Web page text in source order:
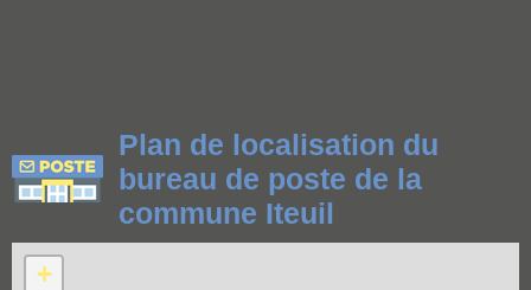
Plan de localisation du
bureau de poste de la
commune Iteuil
+